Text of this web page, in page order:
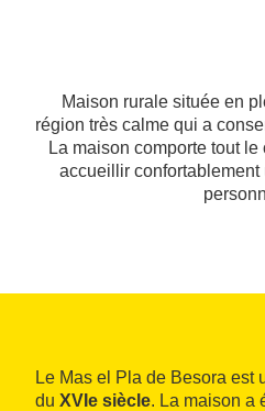
Maison rurale située en
région très calme qui a
La maison comporte tout
accueillir
Le Mas el Pla de Besora est
du XVIe siècle. La maison a